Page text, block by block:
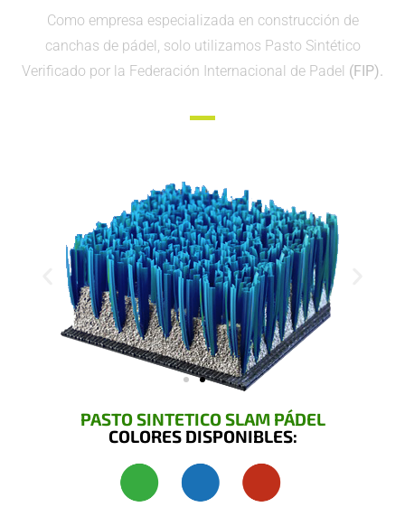
Como empresa especializada en construcción de
canchas de pádel, solo utilizamos Pasto Sintético
Verificado por la Federación Internacional de Padel (FIP).
PASTO SINTETICO SLAM PÁDEL
COLORES DISPONIBLES: